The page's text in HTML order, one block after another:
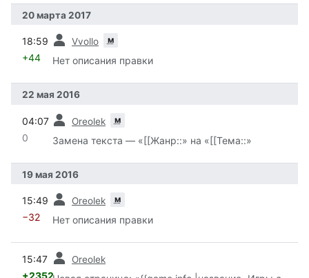
20 марта 2017
18:59 Vvollo м
+44 Нет описания правки
22 мая 2016
04:07 Oreolek м
0 Замена текста — «[[Жанр::» на «[[Тема::»
19 мая 2016
15:49 Oreolek м
−32 Нет описания правки
15:47 Oreolek
+2352